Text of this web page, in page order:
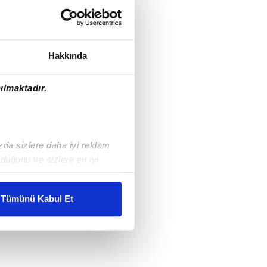
Hakkında
sizlere daha iyi reklam
ve sizlere en iyi
karşılamak
gösterilmeyecektir."
kullanılmaktadır. Bu
sunulması
Tümünü Kabul Et